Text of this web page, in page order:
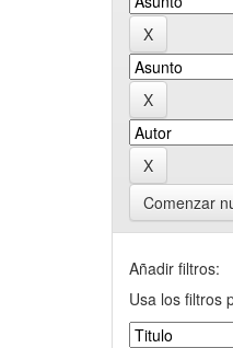
Comenzar
Añadir filtros:
Usa los filtros